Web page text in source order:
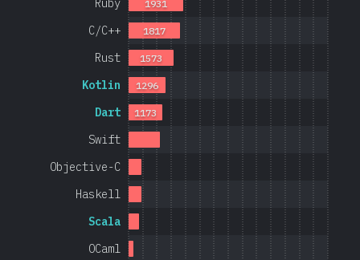
OCaml
Scala
Haskell
Objective-C
Swift
Dart
Kotlin
Rust
C/C++
Ruby
1173
1296
1573
1817
1931